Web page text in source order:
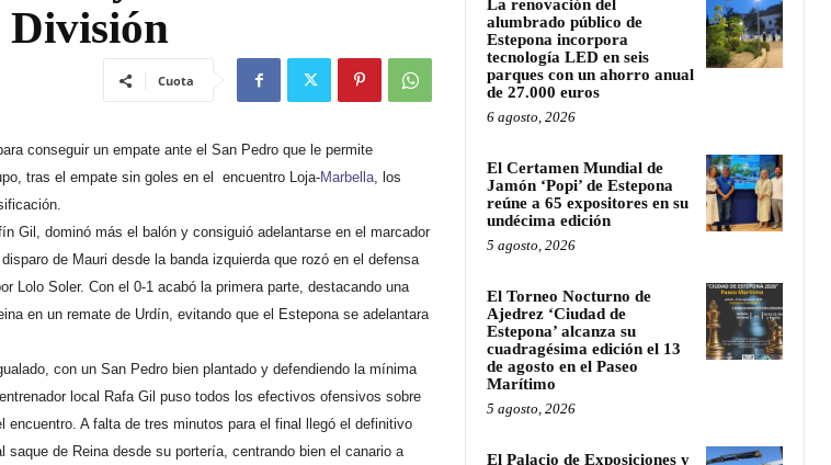
División
Cuota
conseguir un empate ante el San Pedro que le permite
tras el empate sin goles en el encuentro Loja-Marbella, los
Gil, dominó más el balón y consiguió adelantarse en el marcador
de Mauri desde la banda izquierda que rozó en el defensa
Lolo Soler. Con el 0-1 acabó la primera parte, destacando una
en un remate de Urdín, evitando que el Estepona se adelantara
con un San Pedro bien plantado y defendiendo la mínima
local Rafa Gil puso todos los efectivos ofensivos sobre
encuentro. A falta de tres minutos para el final llegó el definitivo
de Reina desde su portería, centrando bien el canario a
La renovación del
alumbrado público de
Estepona incorpora
tecnología LED en seis
parques con un ahorro anual
de 27.000 euros
6 agosto, 2026
El Certamen Mundial de
Jamón ‘Popi’ de Estepona
reúne a 65 expositores en su
undécima edición
5 agosto, 2026
El Torneo Nocturno de
Ajedrez ‘Ciudad de
Estepona’ alcanza su
cuadragésima edición el 13
de agosto en el Paseo
Marítimo
5 agosto, 2026
El Palacio de Exposiciones y